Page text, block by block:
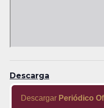
Descarga
Descargar Periódico